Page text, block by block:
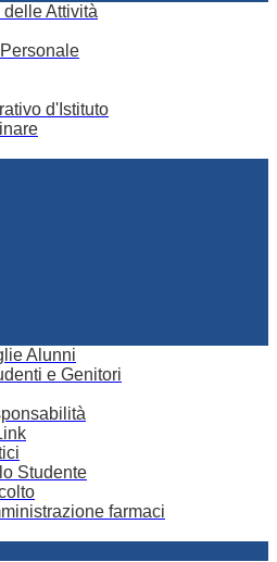
Attività
d'Istituto
Alunni
e Genitori
Studente
farmaci